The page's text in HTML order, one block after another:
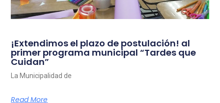
¡Extendimos el plazo de postulación! al
primer programa municipal “Tardes que
Cuidan”
La Municipalidad de
Read More